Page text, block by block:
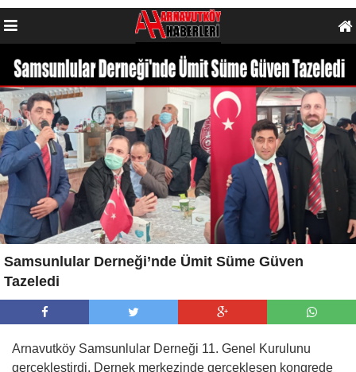
Samsunlular Derneği’nde Ümit Süme Güven
Tazeledi
Arnavutköy Samsunlular Derneği 11. Genel Kurulunu
gerçekleştirdi. Dernek merkezinde gerçekleşen kongrede